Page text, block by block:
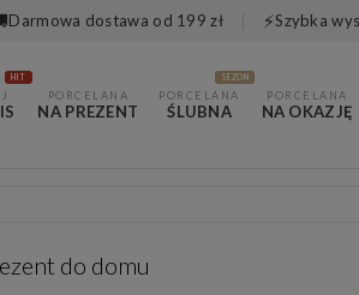
Darmowa dostawa od 199 zł ⚡Szybka
HIT
PORCELANA
NA PREZENT
PORCELANA
ŚLUBNA
SEZON
PORCELANA
NA OKAZJĘ
do domu